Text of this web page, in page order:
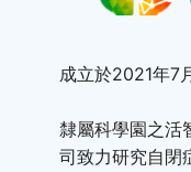
成立於2021年7
隸屬科學園之活
司​致力研究自閉